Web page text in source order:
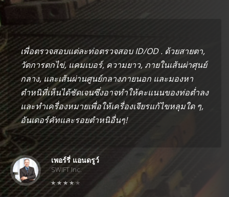
เพื่อตรวจสอบแต่ละท่อตรวจสอบ ID/OD . ด้วยสายตา,
วัดการตกไข่, แคมเบอร์, ความยาว, ภายในเส้นผ่าศุนย์
กลาง, และเส้นผ่านศูนย์กลางภายนอก และมองหา
ตำหนิที่เห็นได้ชัดเจนซึ่งอาจทำให้คะแนนของท่อต่ำลง
และทำเครื่องหมายเพื่อให้เครื่องเจียรแก้ไขหลุมใด ๆ,
อันเดอร์คัทและรอยตำหนิอื่นๆ!
เพอร์รี่ แอนดรูว์
SWIFT Inc.